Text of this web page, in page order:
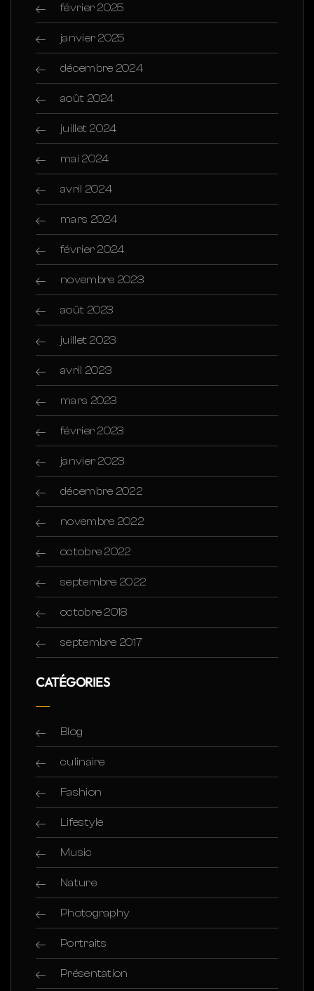
février 2025
janvier 2025
décembre 2024
août 2024
juillet 2024
mai 2024
avril 2024
mars 2024
février 2024
novembre 2023
août 2023
juillet 2023
avril 2023
mars 2023
février 2023
janvier 2023
décembre 2022
novembre 2022
octobre 2022
septembre 2022
octobre 2018
septembre 2017
CATÉGORIES
Blog
culinaire
Fashion
Lifestyle
Music
Nature
Photography
Portraits
Présentation